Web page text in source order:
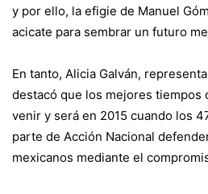
y por ello, la efigie de Manuel
acicate para sembrar un futuro
En tanto, Alicia Galván,
destacó que los mejores tiempos
venir y será en 2015 cuando los
parte de Acción Nacional
mexicanos mediante el